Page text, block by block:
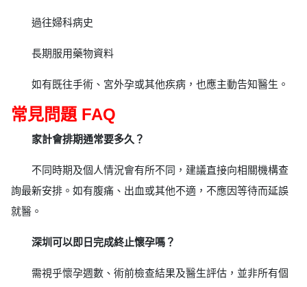
過往婦科病史
長期服用藥物資料
如有既往手術、宮外孕或其他疾病，也應主動告知醫生。
常見問題 FAQ
家計會排期通常要多久？
不同時期及個人情況會有所不同，建議直接向相關機構查
詢最新安排。如有腹痛、出血或其他不適，不應因等待而延誤
就醫。
深圳可以即日完成終止懷孕嗎？
需視乎懷孕週數、術前檢查結果及醫生評估，並非所有個